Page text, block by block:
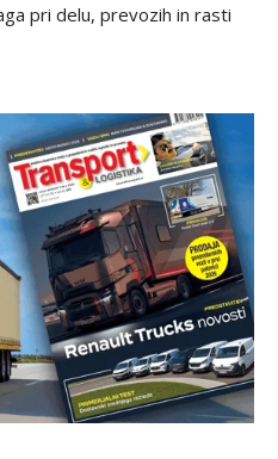
pri delu, prevozih in rasti